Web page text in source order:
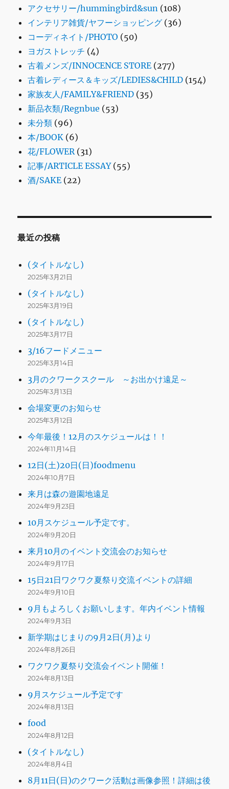
アクセサリー/hummingbird&sun (108)
インテリア雑貨/ヤフーショッピング (36)
コーディネイト/PHOTO (50)
ヨガストレッチ (4)
古着メンズ/INNOCENCE STORE (277)
古着レディース＆キッズ/LEDIES&CHILD (154)
家族友人/FAMILY&FRIEND (35)
新品衣類/Regnbue (53)
未分類 (96)
本/BOOK (6)
花/FLOWER(31)
記事/ARTICLE ESSAY(55)
酒/SAKE (22)
最近の投稿
(タイトルなし)
2025年3月21日
(タイトルなし)
2025年3月19日
(タイトルなし)
2025年3月17日
3/16フードメニュー
2025年3月14日
3月のクワークスクール ～お出かけ遠足～
2025年3月13日
会場変更のお知らせ
2025年3月12日
今年最後！12月のスケジュールは！！
2024年11月14日
12日(土)20日(日)foodmenu
2024年10月7日
来月は森の遊園地遠足
2024年9月23日
10月スケジュール予定です。
2024年9月20日
来月10月のイベント交流会のお知らせ
2024年9月17日
15日21日ワクワク夏祭り交流イベントの詳細
2024年9月10日
9月もよろしくお願いします。年内イベント情報
2024年9月3日
新学期はじまりの9月2日(月)より
2024年8月26日
ワクワク夏祭り交流会イベント開催！
2024年8月13日
9月スケジュール予定です
2024年8月13日
food
2024年8月12日
(タイトルなし)
2024年8月4日
8月11日(日)のクワーク活動は画像参照！詳細は後